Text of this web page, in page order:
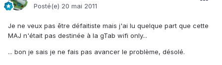
Posté(e) 20 mai 2011
Je ne veux pas être défaitiste mais j'ai lu quelque part que cette
MAJ n'était pas destinée à la gTab wifi only...
... bon je sais je ne fais pas avancer le problème, désolé.